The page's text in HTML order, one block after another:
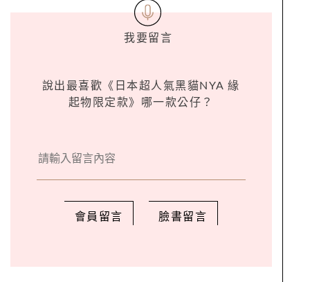
我要留言
說出最喜歡《日本超人氣黑貓NYA 緣
起物限定款》哪一款公仔？
會員留言 臉書留言